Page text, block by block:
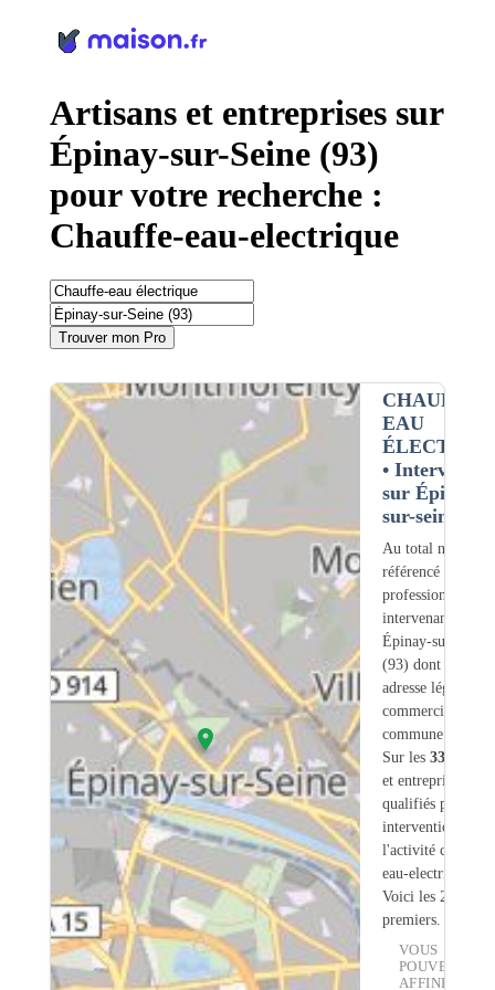
Artisans et entreprises sur
Épinay-sur-Seine (93)
pour votre recherche :
Chauffe-eau-electrique
Trouver mon Pro
CHAUFFE-
EAU
•
sur Épinay-
sur-seine (93)
Au total nous
référencé
professionnels
intervenant sur
Épinay-sur-Seine
(93) dont
adresse légale ou
commerciale
commune.
Sur les 331
et entreprises
qualifiés pour une
intervention sur
l'activité chauffe-
eau-electrique.
Voici les 20
premiers.
VOUS
POUVEZ
AFFINER